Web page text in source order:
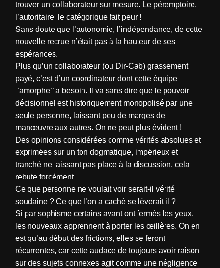
trouver un collaborateur sur mesure. Le péremptoire,
l’autoritaire, le catégorique fait peur !
Sans doute que l’autonomie, l’indépendance, de cette
nouvelle recrue n’était pas à la hauteur de ses
espérances.
Plus qu’un collaborateur (ou Dir-Cab) grassement
payé, c’est d’un coordinateur dont cette équipe
‘’amorphe’’ a besoin. Il va sans dire que le pouvoir
décisionnel est historiquement monopolisé par une
seule personne, laissant peu de marges de
manœuvre aux autres. On ne peut plus évident !
Des opinions considérées comme vérités absolues et
exprimées sur un ton dogmatique, impérieux et
tranché ne laissant pas place à la discussion, cela
rebute forcément.
Ce que personne ne voulait voir serait-il vérité
soudaine ? Ce que l’on a caché se lèverait il ?
Si par sophisme certains avant ont fermés les yeux,
les nouveaux apprennent à porter les œillères. On en
est qu’au début des frictions, elles se feront
récurrentes, car cette audace de toujours avoir raison
sur des sujets connexes agit comme une négligence